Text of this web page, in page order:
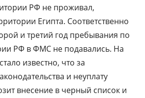
РФ не проживал,
Египта. Соответственно
и третий год пребывания по
РФ в ФМС не подавались. На
известно, что за
и неуплату
внесение в черный список и